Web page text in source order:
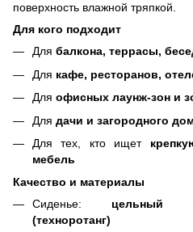
поверхность влажной тряпкой.
Для кого подходит
Для балкона, террасы,
Для кафе, ресторанов,
Для офисных лаунж-зон и
Для дачи и загородного
Для тех, кто ищет
мебель
Качество и материалы
Сиденье: цельный
(техноротанг)